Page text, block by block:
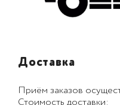
Доставка
Приём заказов
Стоимость доставки: